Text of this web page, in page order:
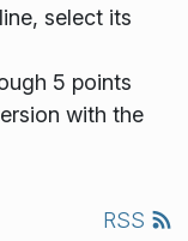
select its
5 points
with the
RSS